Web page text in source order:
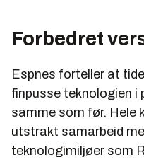
Forbedret
Espnes forteller at
finpusse teknologien i
samme som før. Hele
utstrakt samarbeid
teknologimiljøer som